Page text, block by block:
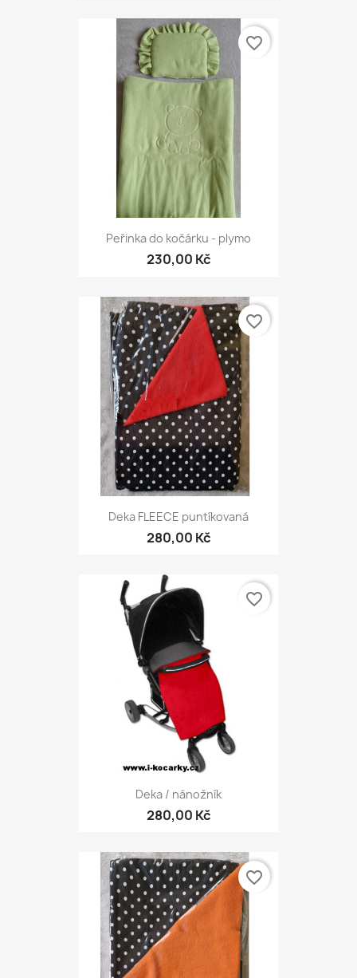
Peřinka do kočárku - plymo
230,00 Kč
favorite_border
Deka FLEECE puntíkovaná
280,00 Kč
favorite_border
Deka / nánožník
280,00 Kč
favorite_border
favorite_border